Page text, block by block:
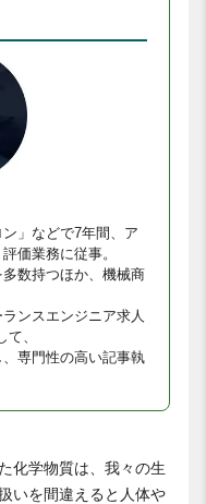
」などで7年間、ア
価業務に従事。
数持つほか、機械商
ンスエンジニア求人
、
専門性の高い記事執
化学物質は、我々の生
いを間違えると人体や